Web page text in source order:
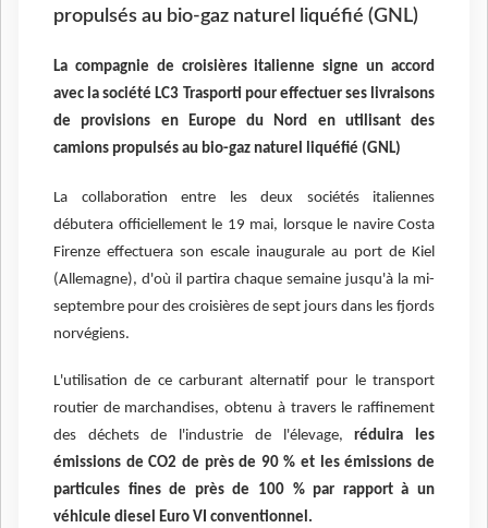
propulsés au bio-gaz naturel liquéfié (GNL)
La compagnie de croisières italienne signe un accord
avec la société LC3 Trasporti pour effectuer ses livraisons
de provisions en Europe du Nord en utilisant des
camions propulsés au bio-gaz naturel liquéfié (GNL)
La collaboration entre les deux sociétés italiennes
débutera officiellement le 19 mai, lorsque le navire Costa
Firenze effectuera son escale inaugurale au port de Kiel
(Allemagne), d'où il partira chaque semaine jusqu'à la mi-
septembre pour des croisières de sept jours dans les fjords
norvégiens.
L'utilisation de ce carburant alternatif pour le transport
routier de marchandises, obtenu à travers le raffinement
des déchets de l'industrie de l'élevage,réduira les
émissions de CO2 de près de 90 % et les émissions de
particules fines de près de 100 % par rapport à un
véhicule diesel Euro VI conventionnel.